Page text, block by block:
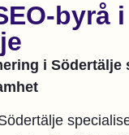
byrå i
i Södertälje